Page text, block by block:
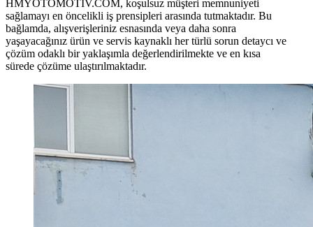
HMYOTOMOTIV.COM, koşulsuz müşteri memnuniyeti
sağlamayı en öncelikli iş prensipleri arasında tutmaktadır. Bu
bağlamda, alışverişleriniz esnasında veya daha sonra
yaşayacağınız ürün ve servis kaynaklı her türlü sorun detaycı ve
çözüm odaklı bir yaklaşımla değerlendirilmekte ve en kısa
sürede çözüme ulaştırılmaktadır.